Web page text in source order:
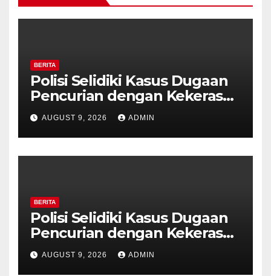
BERITA
Polisi Selidiki Kasus Dugaan
Pencurian dengan Kekerasan
di Counter HP Royal Phone
Ambarawa.
AUGUST 9, 2026 ADMIN
BERITA
Polisi Selidiki Kasus Dugaan
Pencurian dengan Kekerasan
di Counter HP Royal Phone
Ambarawa.
AUGUST 9, 2026 ADMIN